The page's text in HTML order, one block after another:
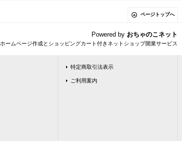
ページトップへ
Powered by おちゃのこネット
ホームページ作成とショッピングカート付きネットショップ開業サービス
特定商取引法表示
ご利用案内